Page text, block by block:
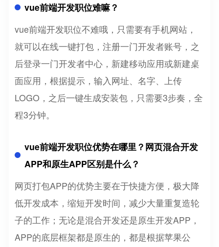
vue前端开发职位难嘛？
vue前端开发职位不难哦，只需要有手机网站，
就可以在线一键打包，注册一门开发者账号，之
后登录一门开发者中心，新建移动应用或新建桌
面应用，根据提示，输入网址、名字、上传
LOGO，之后一键生成安装包，只需要3步奏，全
程3分钟。
vue前端开发职位优势在哪里？网页混合开发
APP和原生APP区别是什么？
网页打包APP的优势主要在于快捷方便，极大降
低开发成本，缩短开发时间，减少大量重复造轮
子的工作；无论是混合开发还是原生开发APP，
APP的底层框架都是原生的，都是根据苹果公